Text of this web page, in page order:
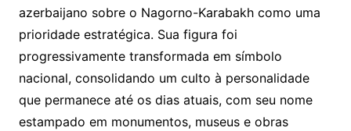
azerbaijano sobre o Nagorno-Karabakh como uma
prioridade estratégica. Sua figura foi
progressivamente transformada em símbolo
nacional, consolidando um culto à personalidade
que permanece até os dias atuais, com seu nome
estampado em monumentos, museus e obras